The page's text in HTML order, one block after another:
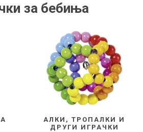
за бебиња
АЛКИ, ТРОПАЛКИ И
ДРУГИ ИГРАЧКИ